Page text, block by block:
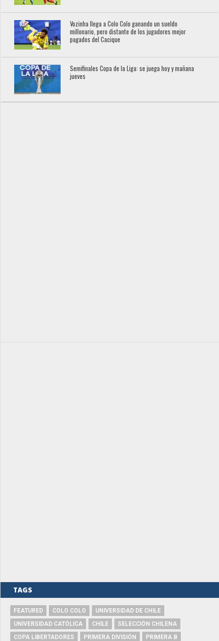
Vozinha llega a Colo Colo ganando un sueldo
millonario, pero distante de los jugadores mejor
pagados del Cacique
Semifinales Copa de la Liga: se juega hoy y mañana
jueves
TAGS
FEATURED COLO COLO
UNIVERSIDAD DE CHILE
UNIVERSIDAD CATÓLICA
CHILE
SELECCIÓN CHILENA
COPA LIBERTADORES
PRIMERA DIVISIÓN
PRIMERA B